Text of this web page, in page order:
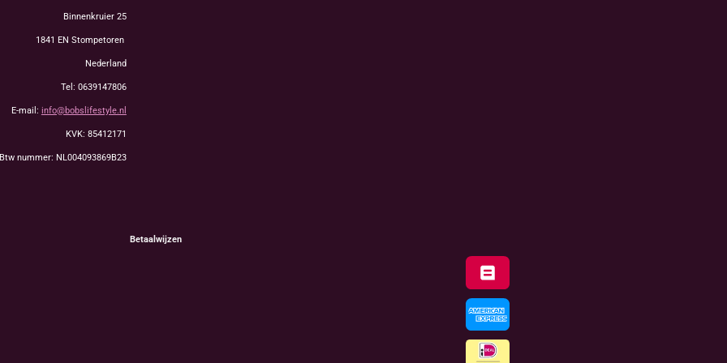
Binnenkruier 25
1841 EN Stompetoren
Nederland
Tel: 0639147806
E-mail: info@bobslifestyle.nl
KVK: 85412171
Btw nummer: NL004093869B23
Betaalwijzen